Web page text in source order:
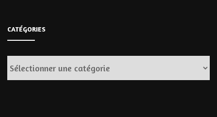
CATÉGORIES
Catégories